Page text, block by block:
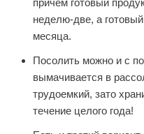
причем готовый
неделю-две, а
месяца.
Посолить можно и с
вымачивается в
трудоемкий, зато
течение целого года!